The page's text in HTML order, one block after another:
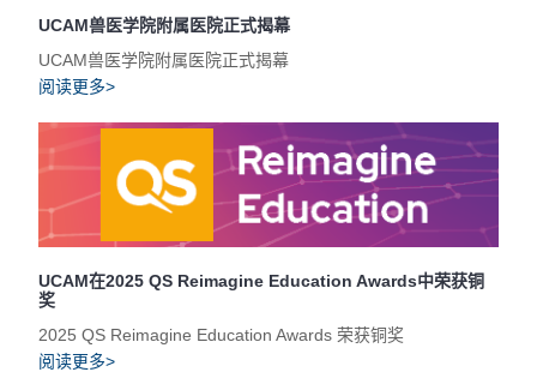
UCAM兽医学院附属医院正式揭幕
UCAM兽医学院附属医院正式揭幕
阅读更多>
UCAM在2025 QS Reimagine Education Awards中荣获铜
奖
2025 QS Reimagine Education Awards 荣获铜奖
阅读更多>